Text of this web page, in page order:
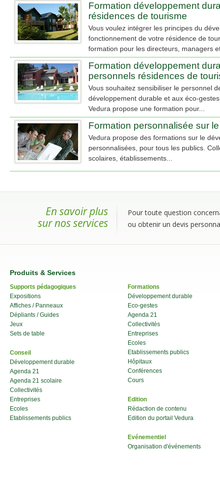
Formation développement
résidences de tourisme
Vous voulez intégrer les principes du
fonctionnement de votre résidence de
formation pour les directeurs, managers
Formation développement
personnels résidences de
Vous souhaitez sensibiliser le personnel
développement durable et aux éco-
Vedura propose une formation pour...
Formation personnalisée sur
Vedura propose des formations sur le
personnalisées, pour tous les publics.
scolaires, établissements...
En savoir plus
sur nos services
Pour toute question
ou obtenir un devis
Produits & Services
Supports pédagogiques
Expositions
Affiches / Panneaux
Dépliants / Guides
Jeux
Sets de table
Conseil
Développement durable
Agenda 21
Agenda 21 scolaire
Collectivités
Entreprises
Ecoles
Etablissements publics
Formations
Développement durable
Eco-gestes
Agenda 21
Collectivités
Entreprises
Ecoles
Etablissements publics
Hôpitaux
Conférences
Cours
Edition
Rédaction de contenu
Edition du portail Vedura
Evénementiel
Organisation d'événements